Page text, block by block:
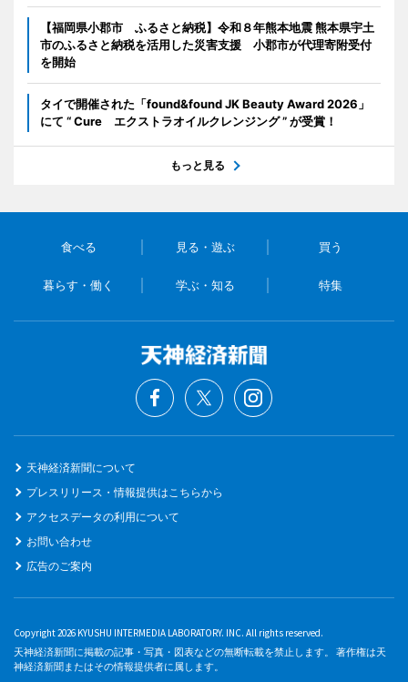
【福岡県小郡市 ふるさと納税】令和８年熊本地震 熊本県宇土
市のふるさと納税を活用した災害支援 小郡市が代理寄附受付
を開始
タイで開催された「found&found JK Beauty Award 2026」
にて “ Cure エクストラオイルクレンジング ” が受賞！
もっと見る
食べる 見る・遊ぶ 買う
暮らす・働く 学ぶ・知る 特集
天神経済新聞について
プレスリリース・情報提供はこちらから
アクセスデータの利用について
お問い合わせ
広告のご案内
Copyright 2026 KYUSHU INTERMEDIA LABORATORY. INC. All rights reserved.
天神経済新聞に掲載の記事・写真・図表などの無断転載を禁止します。 著作権は天
神経済新聞またはその情報提供者に属します。